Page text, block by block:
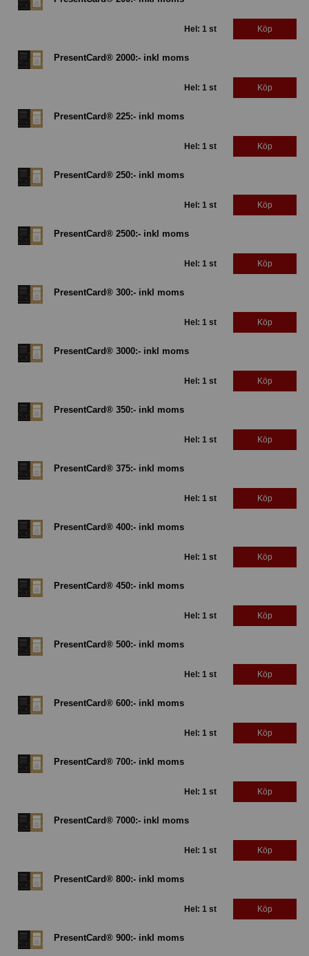
Hel: 1 st Köp
PresentCard® 2000:- inkl moms
Hel: 1 st Köp
PresentCard® 225:- inkl moms
Hel: 1 st Köp
PresentCard® 250:- inkl moms
Hel: 1 st Köp
PresentCard® 2500:- inkl moms
Hel: 1 st Köp
PresentCard® 300:- inkl moms
Hel: 1 st Köp
PresentCard® 3000:- inkl moms
Hel: 1 st Köp
PresentCard® 350:- inkl moms
Hel: 1 st Köp
PresentCard® 375:- inkl moms
Hel: 1 st Köp
PresentCard® 400:- inkl moms
Hel: 1 st Köp
PresentCard® 450:- inkl moms
Hel: 1 st Köp
PresentCard® 500:- inkl moms
Hel: 1 st Köp
PresentCard® 600:- inkl moms
Hel: 1 st Köp
PresentCard® 700:- inkl moms
Hel: 1 st Köp
PresentCard® 7000:- inkl moms
Hel: 1 st Köp
PresentCard® 800:- inkl moms
Hel: 1 st Köp
PresentCard® 900:- inkl moms